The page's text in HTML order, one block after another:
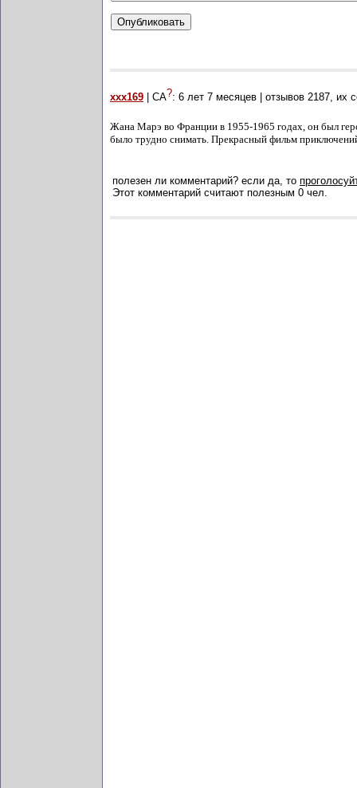
xxx169 | СА?: 6 лет 7 месяцев | отзывов 2187, их
Жана Марэ во Франции в 1955-1965 годах, он был
было трудно снимать. Прекрасный фильм
полезен ли комментарий? если да, то
Этот комментарий считают полезным 0 чел.